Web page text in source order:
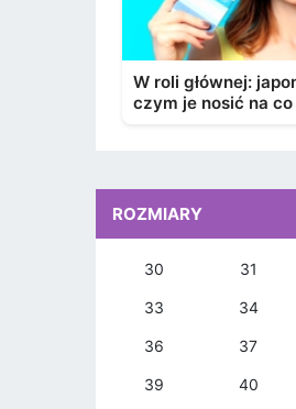
W roli głównej:
czym je nosić na
ROZMIARY
30 31
33 34
36 37
39 40